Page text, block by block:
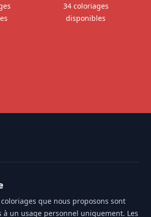
34 coloriages
disponibles
que nous proposons sont
un usage personnel uniquement. Les